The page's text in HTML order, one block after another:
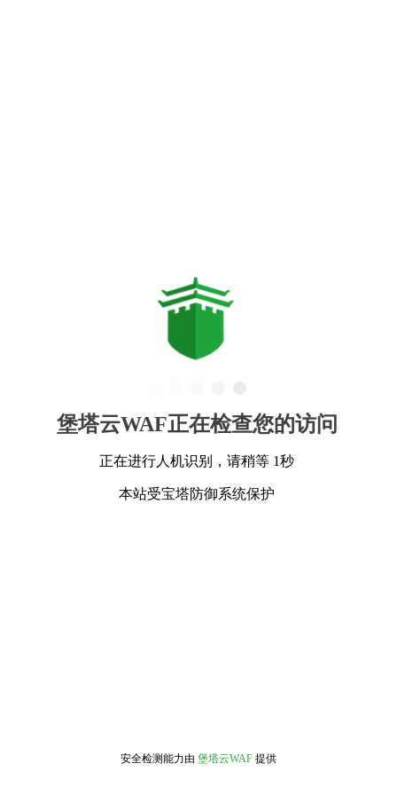
堡塔云WAF正在检查您的访问
正在进行人机识别，请稍等 1秒
本站受宝塔防御系统保护
安全检测能力由 堡塔云WAF 提供